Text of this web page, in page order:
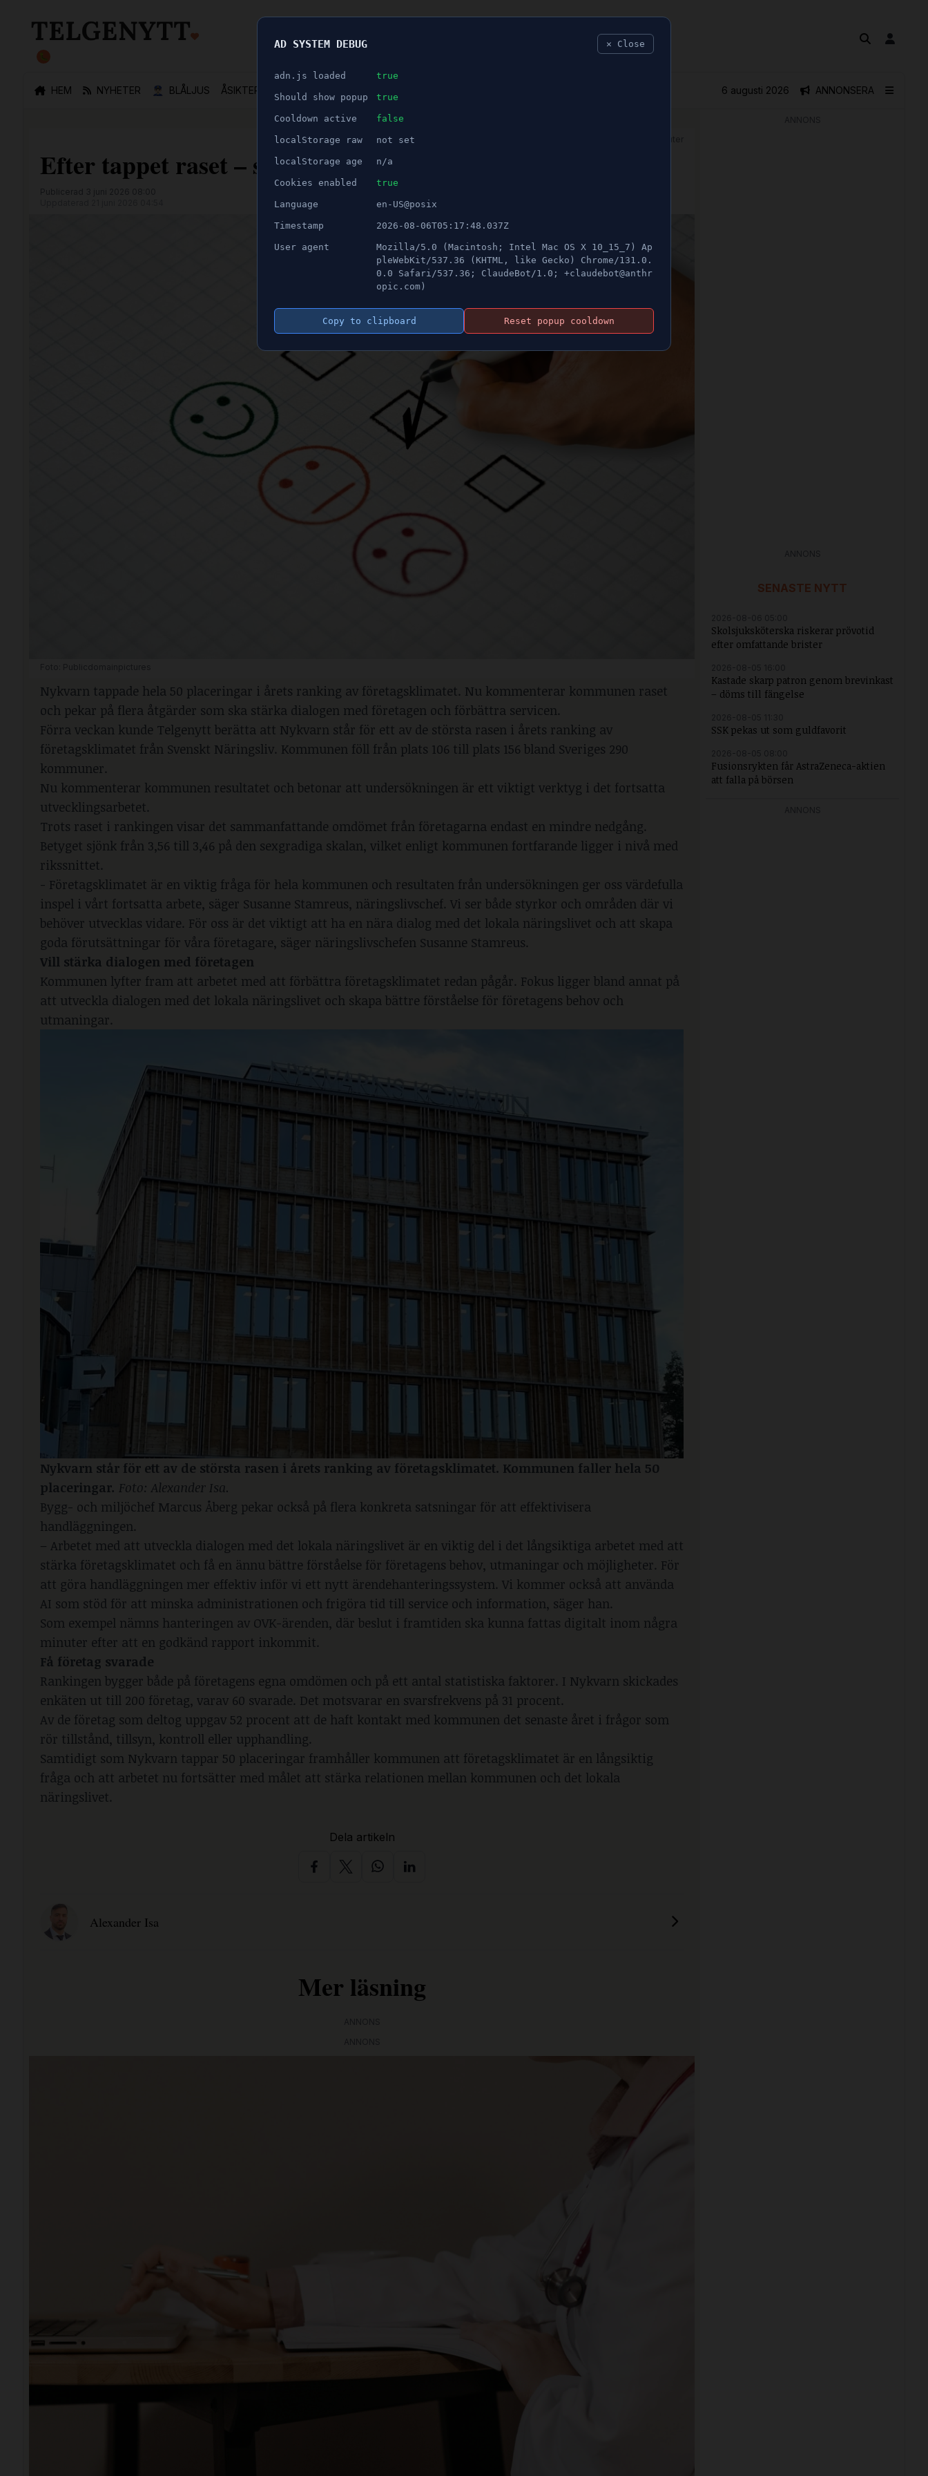
HEM NYHETER 👮🏻‍♂️ BLÅLJUS ÅSIKTER SPORT NÖJE ANNONSERA
6 augusti 2026
ANNONS
Efter tappet raset – så ska Nykvarn vända utvecklingen
Nykvarn tappade hela 50 placeringar i årets ranking av företagsklimatet. Nu kommenterar kommunen raset
och pekar på flera åtgärder som ska stärka dialogen med företagen och förbättra servicen.
Förra veckan kunde Telgenytt berätta att Nykvarn står för ett av de största rasen i årets ranking av
företagsklimatet från Svenskt Näringsliv. Kommunen föll från plats 106 till plats 156 bland Sveriges 290
kommuner.
Nu kommenterar kommunen resultatet och betonar att undersökningen är ett viktigt verktyg i det fortsatta
utvecklingsarbetet.
Trots raset i rankingen visar det sammanfattande omdömet från företagarna endast en mindre nedgång.
Betyget sjönk från 3,56 till 3,46 på den sexgradiga skalan, vilket enligt kommunen fortfarande ligger i nivå med
rikssnittet.
- Företagsklimatet är en viktig fråga för hela kommunen och resultaten från undersökningen ger oss värdefulla
inspel i vårt fortsatta arbete, säger Susanne Stamreus, näringslivschef. Vi ser både styrkor och områden där vi
behöver utvecklas vidare. För oss är det viktigt att ha en nära dialog med det lokala näringslivet och att skapa
goda förutsättningar för våra företagare, säger näringslivschefen Susanne Stamreus.
Vill stärka dialogen med företagen
Kommunen lyfter fram att arbetet med att förbättra företagsklimatet redan pågår. Fokus ligger bland annat på
att utveckla dialogen med det lokala näringslivet och skapa bättre förståelse för företagens behov och
utmaningar.
Nykvarn står för ett av de största rasen i årets ranking av företagsklimatet. Kommunen faller hela 50
placeringar. Foto: Alexander Isa.
Bygg- och miljöchef Marcus Åberg pekar också på flera konkreta satsningar för att effektivisera
handläggningen.
– Arbetet med att utveckla dialogen med det lokala näringslivet är en viktig del i det långsiktiga arbetet med att
stärka företagsklimatet och få en ännu bättre förståelse för företagens behov, utmaningar och möjligheter. För
att göra handläggningen mer effektiv inför vi ett nytt ärendehanteringssystem. Vi kommer också att använda
AI som stöd för att minska administrationen och frigöra tid till service och information, säger han.
Som exempel nämns hanteringen av OVK-ärenden, där beslut i framtiden ska kunna fattas digitalt inom några
minuter efter att en godkänd rapport inkommit.
Få företag svarade
Rankingen bygger både på företagens egna omdömen och på ett antal statistiska faktorer. I Nykvarn skickades
enkäten ut till 200 företag, varav 60 svarade. Det motsvarar en svarsfrekvens på 31 procent.
Av de företag som deltog uppgav 52 procent att de haft kontakt med kommunen det senaste året i frågor som
rör tillstånd, tillsyn, kontroll eller upphandling.
Samtidigt som Nykvarn tappar 50 placeringar framhåller kommunen att företagsklimatet är en långsiktig
fråga och att arbetet nu fortsätter med målet att stärka relationen mellan kommunen och det lokala
näringslivet.
Dela artikeln
Alexander Isa
Mer läsning
SENASTE NYTT
Skolsjuksköterska riskerar prövotid
efter omfattande brister
Kastade skarp patron genom brevinkast
– döms till fängelse
SSK pekas ut som guldfavorit
Fusionsrykten får AstraZeneca-aktien
att falla på börsen
AD SYSTEM DEBUG ✕ Close
adn.js loaded true
Should show popup true
Cooldown active false
localStorage raw not set
localStorage age n/a
Cookies enabled true
Language en-US@posix
Timestamp 2026-08-06T05:17:48.037Z
User agent
Mozilla/5.0 (Macintosh; Intel Mac OS X 10_15_7) Ap
pleWebKit/537.36 (KHTML, like Gecko) Chrome/131.0.
0.0 Safari/537.36; ClaudeBot/1.0; +claudebot@anthr
opic.com)
Copy to clipboard Reset popup cooldown